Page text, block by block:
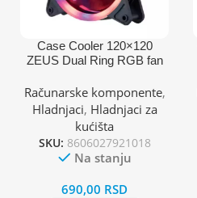
Case Cooler 120×120
ZEUS Dual Ring RGB fan
Računarske komponente,
Hladnjaci, Hladnjaci za
kućišta
SKU: 8606027921018
Na stanju
690,00 RSD